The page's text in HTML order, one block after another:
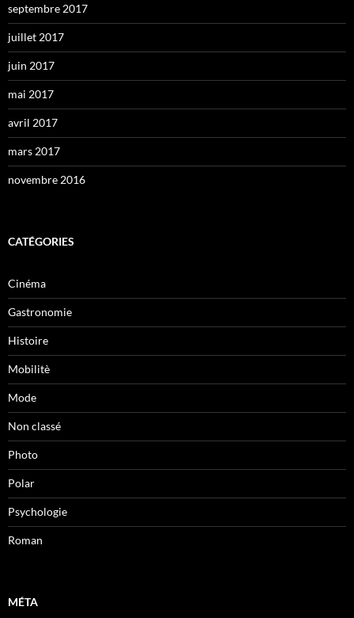
septembre 2017
juillet 2017
juin 2017
mai 2017
avril 2017
mars 2017
novembre 2016
CATÉGORIES
Cinéma
Gastronomie
Histoire
Mobilitè
Mode
Non classé
Photo
Polar
Psychologie
Roman
MÉTA